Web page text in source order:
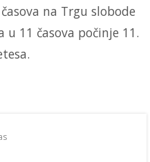
na Trgu slobode
11 časova počinje 11.